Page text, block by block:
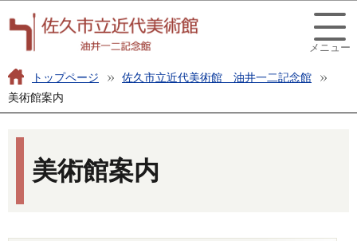
の
ー
ジ
メニュー
トップページ
佐久市立近代美術館 油井一二記念館
美術館案内
本
こ
美術館案内